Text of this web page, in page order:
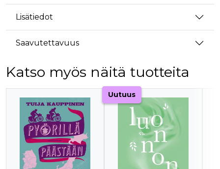
Lisätiedot
Saavutettavuus
Katso myös näitä tuotteita
Tuoteluettelon alku
Uutuus